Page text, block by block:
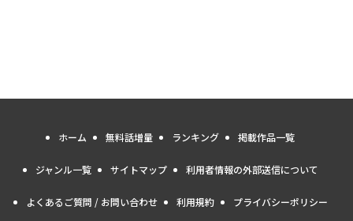
ホーム 無料話増量 ランキング 掲載作品一覧
ジャンル一覧 サイトマップ 利用者情報の外部送信について
よくあるご質問 / お問い合わせ 利用規約 プライバシーポリシー